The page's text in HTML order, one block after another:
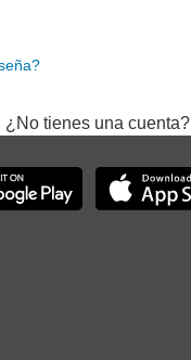
¿No tienes una cuenta?